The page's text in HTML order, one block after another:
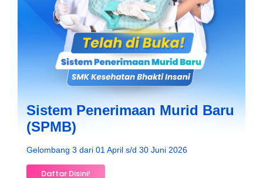
Sistem Penerimaan Murid Baru
(SPMB)
Gelombang 3 dari 01 April s/d 30 Juni 2026
Daftar Disini!